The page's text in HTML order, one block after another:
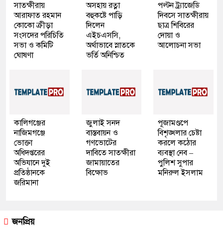
সাতক্ষীরায়
আরাফাত রহমান
কোকো ক্রীড়া
সংসদের পরিচিতি
সভা ও কমিটি
ঘোষণা
অসহায় রত্না
বহুকষ্টে পাড়ি
দিলেন
এইচএসসি,
অর্থাভাবে স্নাতকে
ভর্তি অনিশ্চিত
পল্টন ট্র্যাজেডি
দিবসে সাতক্ষীরায়
ছাত্র শিবিরের
দোয়া ও
আলোচনা সভা
কালিগঞ্জের
নাজিমগঞ্জে
ভোক্তা
অধিদপ্তরের
অভিযানে দুই
প্রতিষ্ঠানকে
জরিমানা
জুলাই সনদ
বাস্তবায়ন ও
গণভোটের
দাবিতে সাতক্ষীরা
জামায়াতের
বিক্ষোভ
পূজামণ্ডপে
বিশৃঙ্খলার চেষ্টা
করলে কঠোর
ব্যবস্থা নেব –
পুলিশ সুপার
মনিরুল ইসলাম
জনপ্রিয়